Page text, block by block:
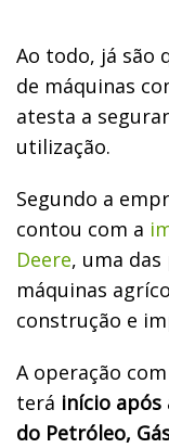
Ao todo, já são
de máquinas
atesta a
utilização.
Segundo a
contou com a
Deere, uma
máquinas
construção e
A operação
terá início após
do Petróleo,